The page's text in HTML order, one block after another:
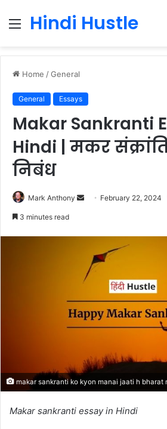
Menu
Hindi Hustle
Home /General
General Essays
Makar Sankranti
Hindi | मकर
निबंध
Mark Anthony
Send February 22, 2024
3 minutes read
makar sankranti ko kyon manai jaati h bharat
Makar sankranti essay in Hindi